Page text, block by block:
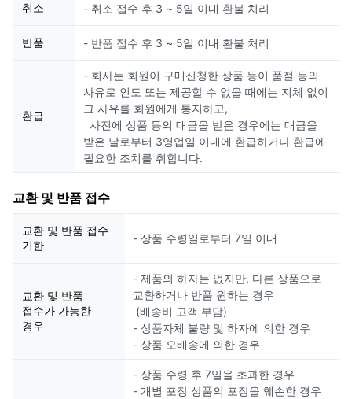
취소 - 취소 접수 후 3 ~ 5일 이내 환불 처리
반품 - 반품 접수 후 3 ~ 5일 이내 환불 처리
환급
- 회사는 회원이 구매신청한 상품 등이 품절 등의
사유로 인도 또는 제공할 수 없을 때에는 지체 없이
그 사유를 회원에게 통지하고,
사전에 상품 등의 대금을 받은 경우에는 대금을
받은 날로부터 3영업일 이내에 환급하거나 환급에
필요한 조치를 취합니다.
교환 및 반품 접수
교환 및 반품 접수
기한
- 상품 수령일로부터 7일 이내
교환 및 반품
접수가 가능한
경우
- 제품의 하자는 없지만, 다른 상품으로
교환하거나 반품 원하는 경우
(배송비 고객 부담)
- 상품자체 불량 및 하자에 의한 경우
- 상품 오배송에 의한 경우
- 상품 수령 후 7일을 초과한 경우
- 개별 포장 상품의 포장을 훼손한 경우